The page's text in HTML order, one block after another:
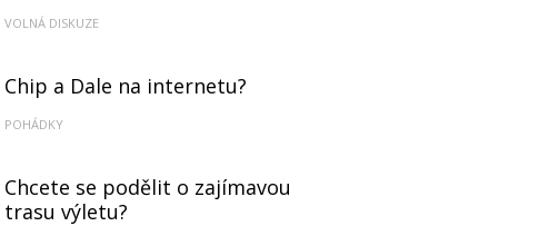
VOLNÁ DISKUZE
Chip a Dale na internetu?
POHÁDKY
Chcete se podělit o zajímavou
trasu výletu?